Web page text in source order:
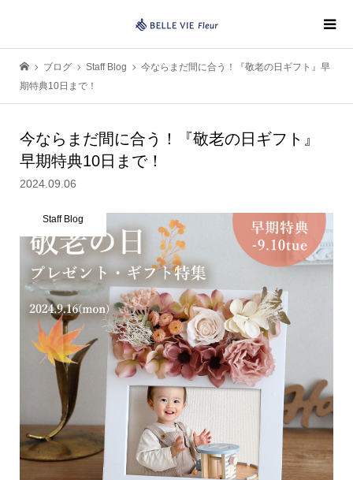
ブログ Staff Blog
今ならまだ間に合う！『敬老の日ギフト』早
期特典10日まで！
今ならまだ間に合う！『敬老の日ギフト』
早期特典10日まで！
2024.09.06
Staff Blog